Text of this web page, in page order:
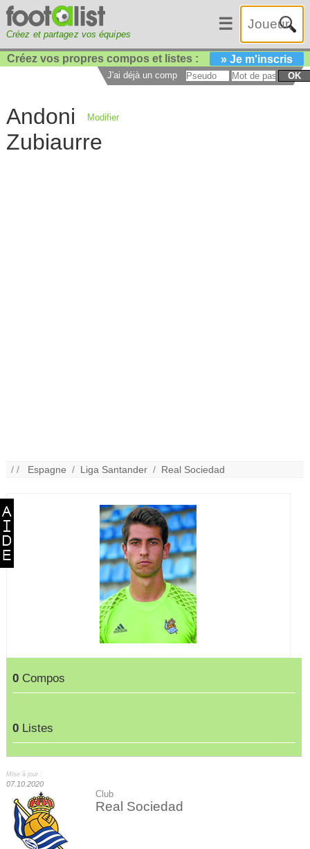
Créez et partagez vos équipes
☰
Créez vos propres compos et listes : » Je m'inscris
J'ai déjà un compte : OK
Andoni
Zubiaurre
Modifier
/ / Espagne / Liga Santander / Real Sociedad
0 Compos
0 Listes
Mise à jour :
07.10.2020
Club
Real Sociedad